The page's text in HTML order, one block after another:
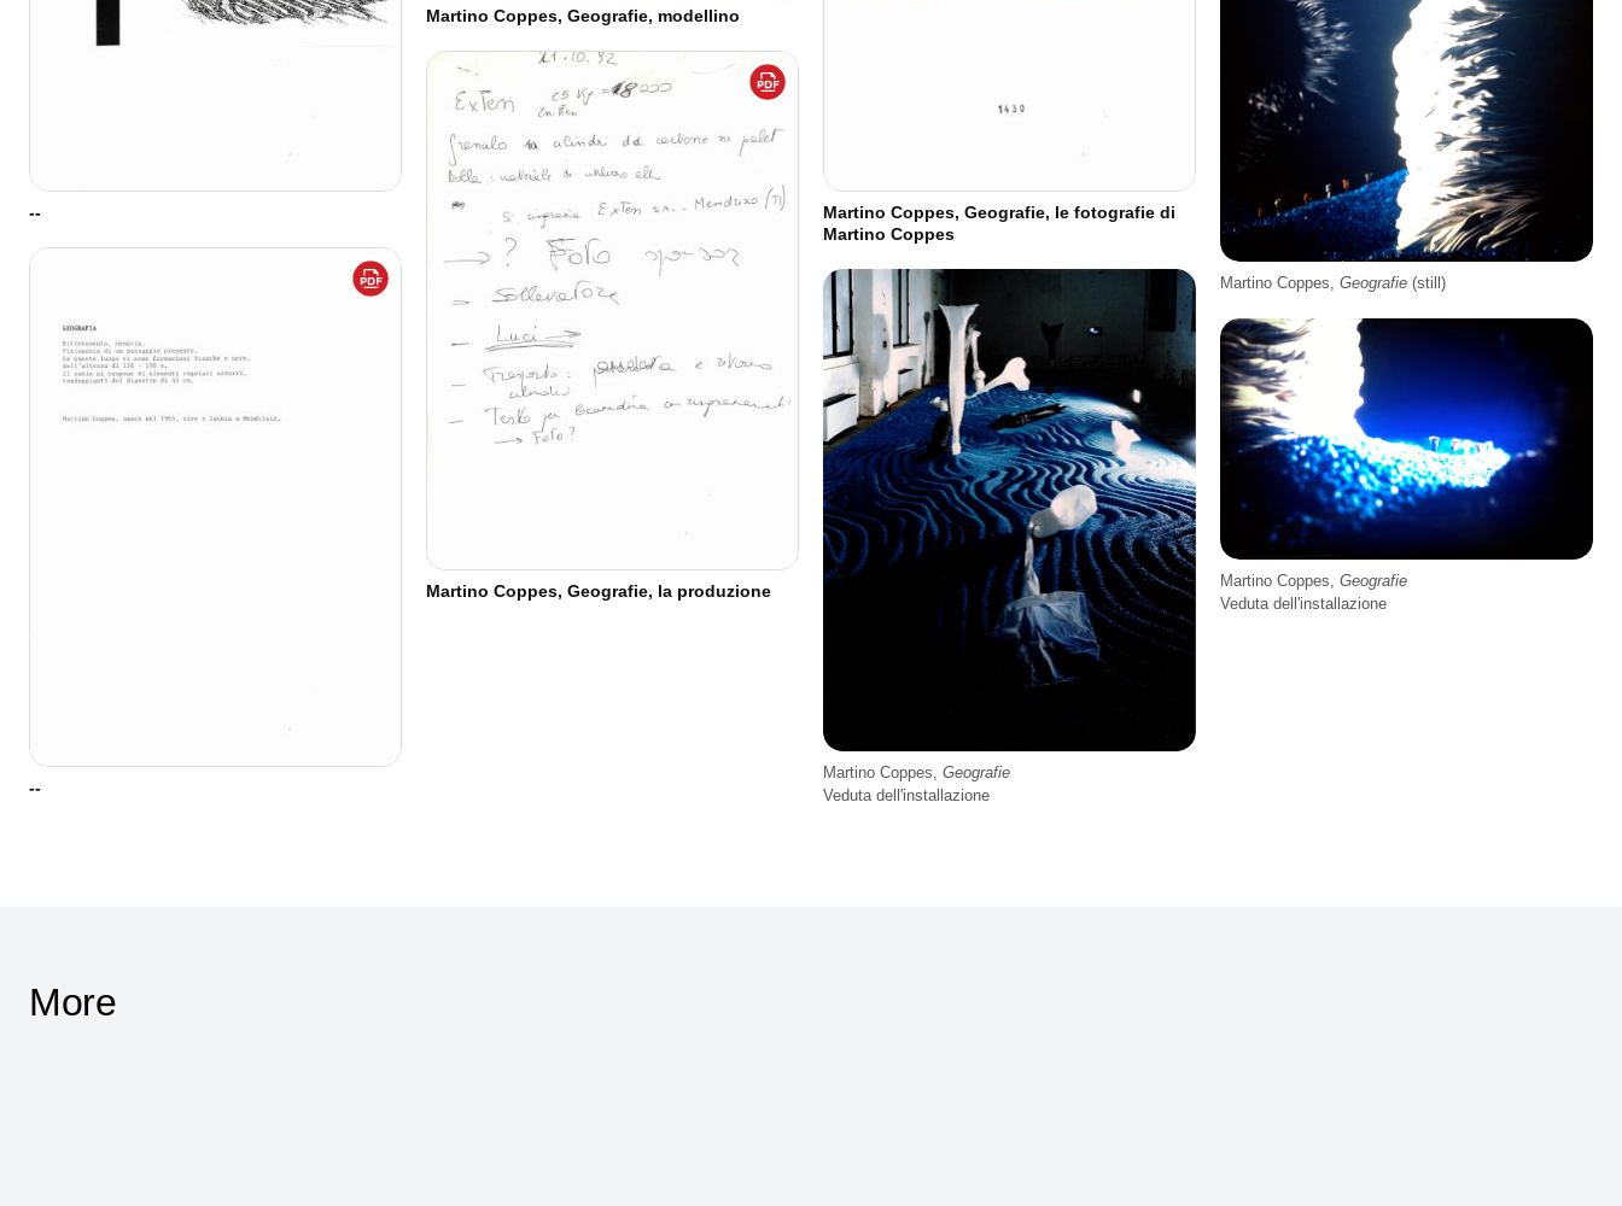
--
--
Martino Coppes, Geografie, modellino
Martino Coppes, Geografie, la produzione
Martino Coppes, Geografie, le fotografie di
Martino Coppes
Martino Coppes, Geografie
Veduta dell'installazione
Martino Coppes, Geografie (still)
Martino Coppes, Geografie
Veduta dell'installazione
More